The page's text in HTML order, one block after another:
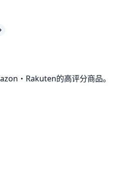
・Rakuten的高评分商品。